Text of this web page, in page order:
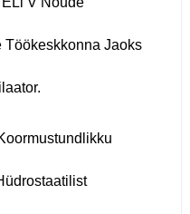
Töökeskkonna Jaoks